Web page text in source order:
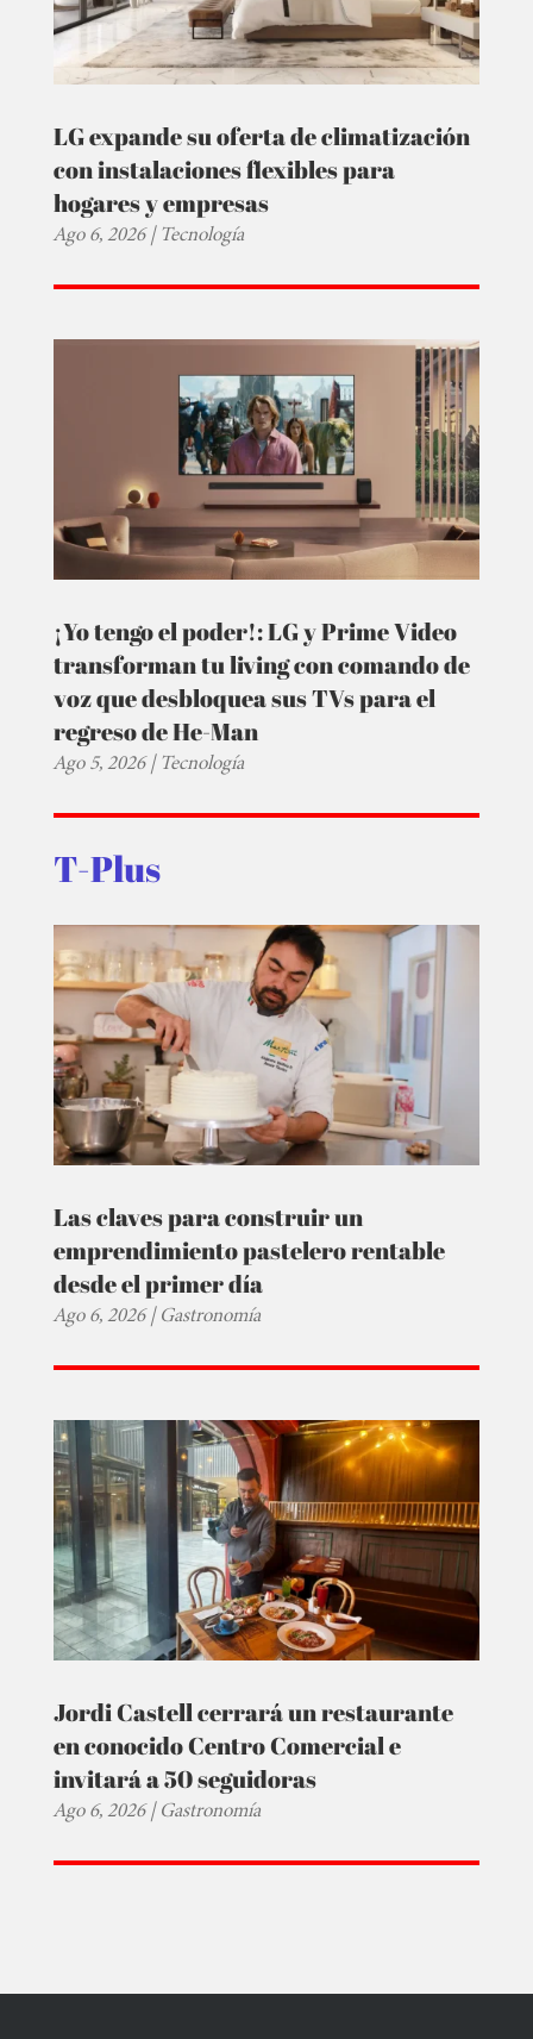
LG expande su oferta de climatización
con instalaciones flexibles para
hogares y empresas
Ago 6, 2026|Tecnología
¡Yo tengo el poder!: LG y Prime Video
transforman tu living con comando de
voz que desbloquea sus TVs para el
regreso de He-Man
Ago 5, 2026|Tecnología
T-Plus
Las claves para construir un
emprendimiento pastelero rentable
desde el primer día
Ago 6, 2026|Gastronomía
Jordi Castell cerrará un restaurante
en conocido Centro Comercial e
invitará a 50 seguidoras
Ago 6, 2026|Gastronomía